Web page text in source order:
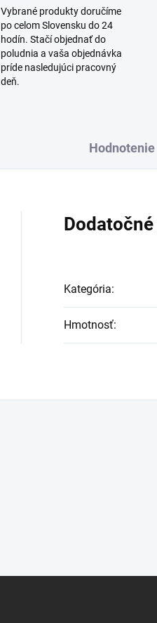
Vybrané produkty doručíme
po celom Slovensku do 24
hodín. Stačí objednať do
poludnia a vaša objednávka
príde nasledujúci pracovný
deň.
Hodnotenie
Kategória:
Hmotnosť: